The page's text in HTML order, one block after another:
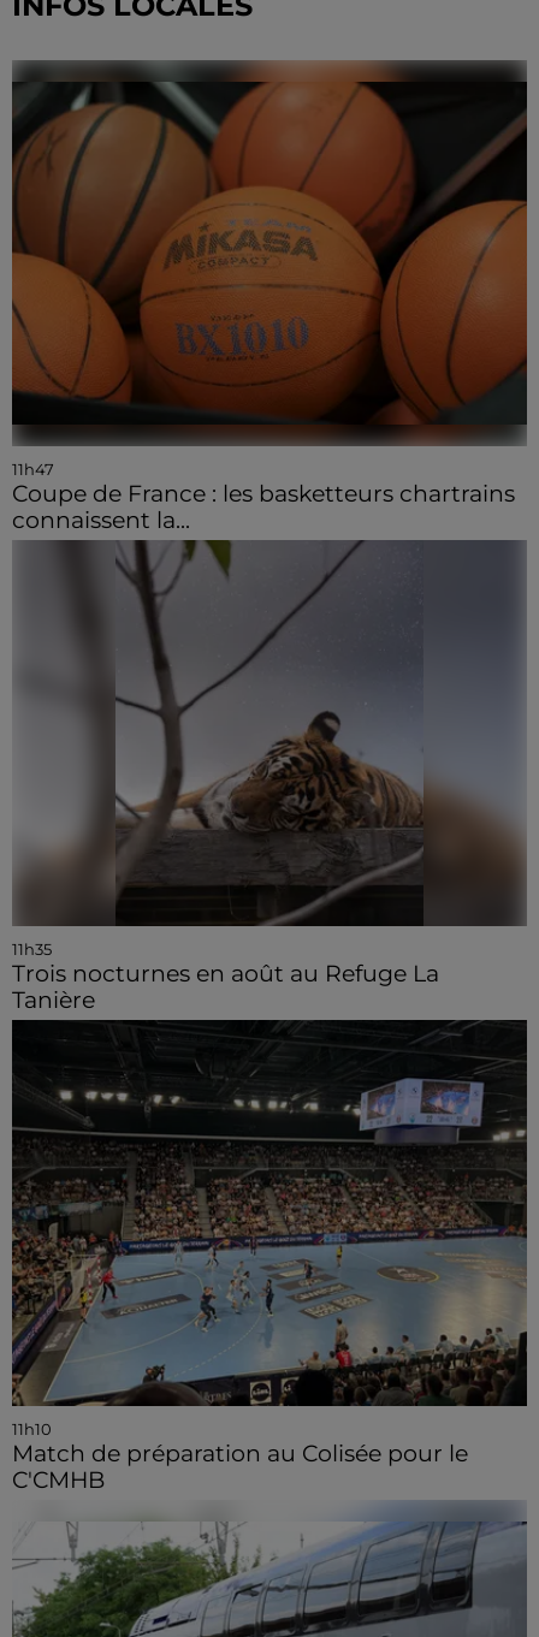
11h47
Coupe de France : les basketteurs chartrains
connaissent la...
11h35
Trois nocturnes en août au Refuge La
Tanière
11h10
Match de préparation au Colisée pour le
C'CMHB